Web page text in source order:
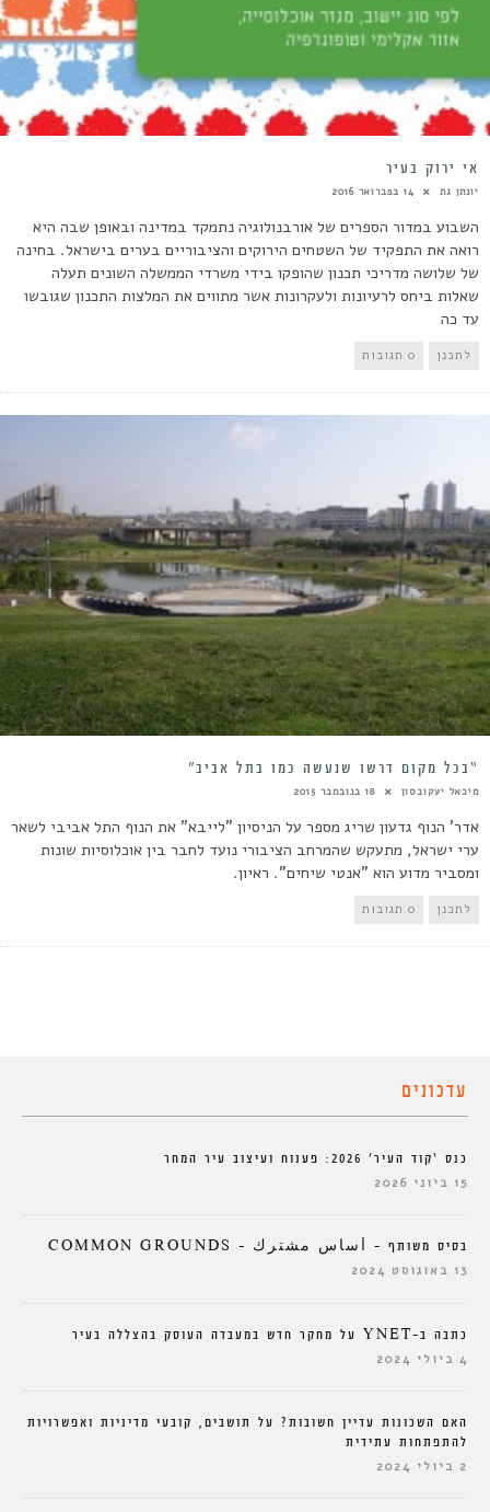
אי ירוק בעיר
יונתן גת 14 בפברואר 2016
השבוע במדור הספרים של אורבנולוגיה נתמקד במדינה ובאופן שבה היא
רואה את התפקיד של השטחים הירוקים והציבוריים בערים בישראל. בחינה
של שלושה מדריכי תכנון שהופקו בידי משרדי הממשלה השונים תעלה
שאלות ביחס לרעיונות ולעקרונות אשר מתווים את המלצות התכנון שגובשו
עד כה
לתכנן 0 תגובות
“בכל מקום דרשו שנעשה כמו בתל אביב”
מיכאל יעקובסון 18 בנובמבר 2015
אדר' הנוף גדעון שריג מספר על הניסיון "לייבא" את הנוף התל אביבי לשאר
ערי ישראל, מתעקש שהמרחב הציבורי נועד לחבר בין אוכלוסיות שונות
ומסביר מדוע הוא "אנטי שיחים". ראיון.
לתכנן 0 תגובות
עדכונים
כנס ‘קוד העיר’ 2026: פענוח ועיצוב עיר המחר
15 ביוני 2026
בסיס משותף – أساس مشترك – COMMON GROUNDS
13 באוגוסט 2024
כתבה ב-YNET על מחקר חדש במעבדה העוסק בהצללה בעיר
4 ביולי 2024
האם השכונות עדיין חשובות? על תושבים, קובעי מדיניות ואפשרויות
להתפתחות עתידית
2 ביולי 2024